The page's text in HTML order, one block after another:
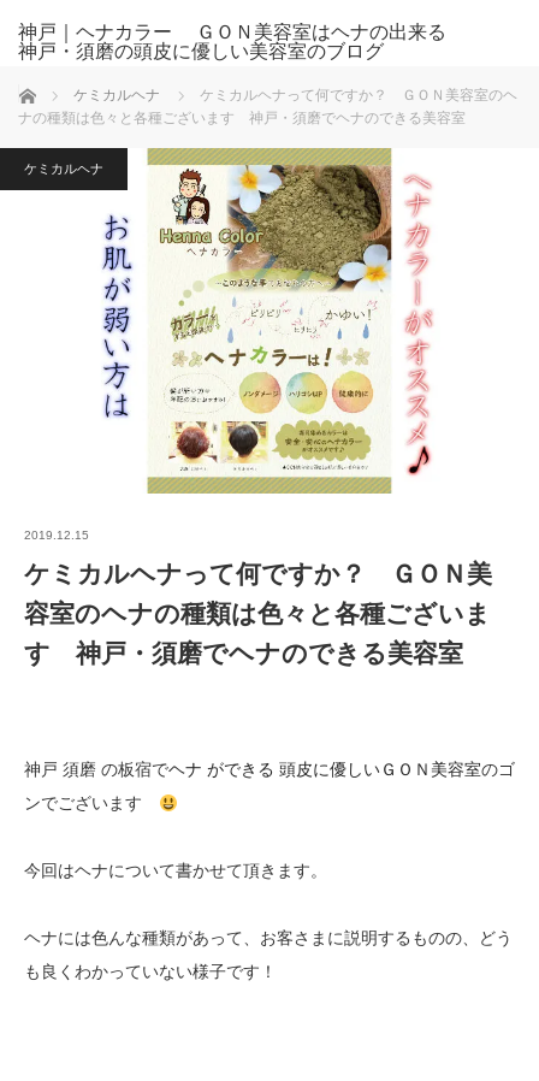
神戸｜ヘナカラー ＧＯＮ美容室はヘナの出来る
神戸・須磨の頭皮に優しい美容室のブログ
ホーム ケミカルヘナ
ケミカルヘナって何ですか？ ＧＯＮ美容室のヘ
ナの種類は色々と各種ございます 神戸・須磨でヘナのできる美容室
ケミカルヘナ
2019.12.15
ケミカルヘナって何ですか？ ＧＯＮ美
容室のヘナの種類は色々と各種ございま
す 神戸・須磨でヘナのできる美容室
神戸 須磨 の板宿でヘナ ができる 頭皮に優しいＧＯＮ美容室のゴ
ンでございます
今回はヘナについて書かせて頂きます。
ヘナには色んな種類があって、お客さまに説明するものの、どう
も良くわかっていない様子です！